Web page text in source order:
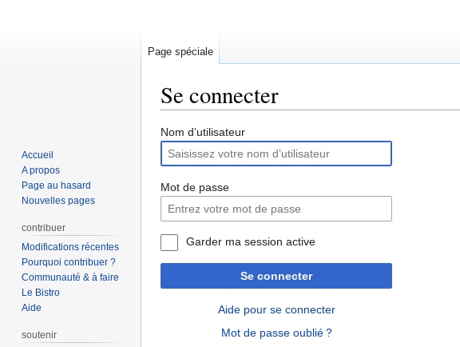
Se connecter
Aller
la
navigation
Aller
la
recherche
Nom d’utilisateur
Mot de passe
Garder ma session active
Se connecter
Aide pour se connecter
Mot de passe oublié ?
Page spéciale
Accueil
A propos
Page au hasard
Nouvelles pages
contribuer
Modifications récentes
Pourquoi contribuer ?
Communauté & à faire
Le Bistro
Aide
soutenir